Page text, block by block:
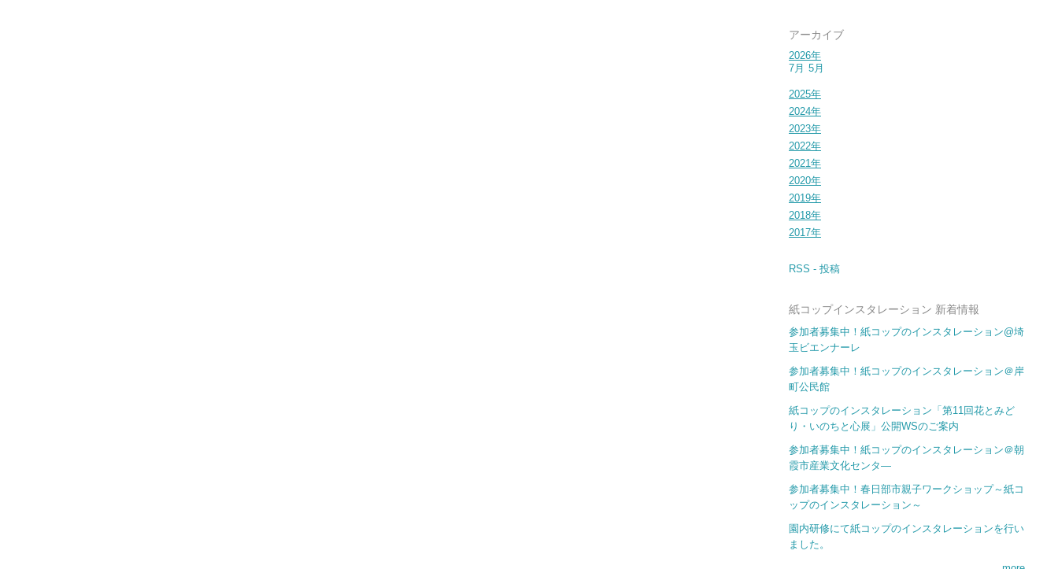
アーカイブ
2026年
7月 5月
2025年
2024年
2023年
2022年
2021年
2020年
2019年
2018年
2017年
RSS - 投稿
紙コップインスタレーション 新着情報
参加者募集中！紙コップのインスタレーション@埼
玉ビエンナーレ
参加者募集中！紙コップのインスタレーション＠岸
町公民館
紙コップのインスタレーション「第11回花とみど
り・いのちと心展」公開WSのご案内
参加者募集中！紙コップのインスタレーション＠朝
霞市産業文化センタ―
参加者募集中！春日部市親子ワークショップ～紙コ
ップのインスタレーション～
園内研修にて紙コップのインスタレーションを行い
ました。